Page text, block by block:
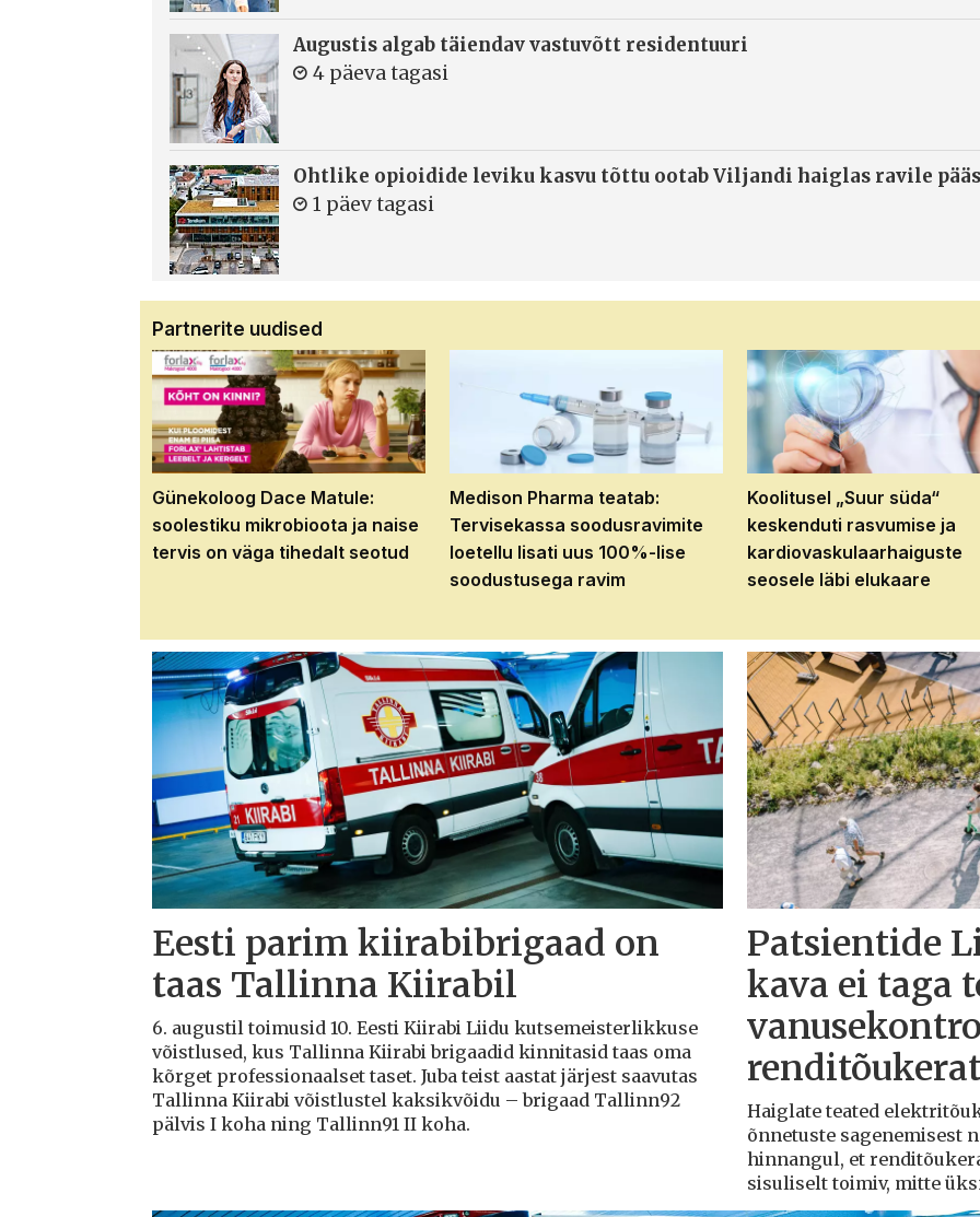
Augustis algab täiendav vastuvõtt residentuuri
4 päeva tagasi
Ohtlike opioidide leviku kasvu tõttu ootab Viljandi haiglas ravile
1 päev tagasi
Partnerite uudised
Günekoloog Dace Matule:
soolestiku mikrobioota ja naise
tervis on väga tihedalt seotud
Medison Pharma teatab:
Tervisekassa soodusravimite
loetellu lisati uus 100%-lise
soodustusega ravim
Koolitusel „Suur süda“
keskenduti rasvumise ja
kardiovaskulaarhaiguste
seosele läbi elukaare
Eesti parim kiirabibrigaad on
taas Tallinna Kiirabil
6. augustil toimusid 10. Eesti Kiirabi Liidu kutsemeisterlikkuse
võistlused, kus Tallinna Kiirabi brigaadid kinnitasid taas oma
kõrget professionaalset taset. Juba teist aastat järjest saavutas
Tallinna Kiirabi võistlustel kaksikvõidu – brigaad Tallinn92
pälvis I koha ning Tallinn91 II koha.
Patsientide
kava ei taga
Haiglate teated
õnnetuste sagenemisest
hinnangul, et
sisuliselt toimiv, mitte